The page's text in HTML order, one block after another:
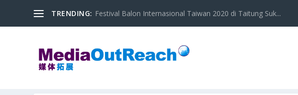
TRENDING: Festival Balon Internasional Taiwan 2020 di Taitung Suk...